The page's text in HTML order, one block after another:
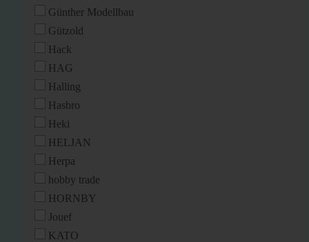
Günther Modellbau
Gützold
Hack
HAG
Halling
Hasbro
Heki
HELJAN
Herpa
hobby trade
HORNBY
Jouef
KATO